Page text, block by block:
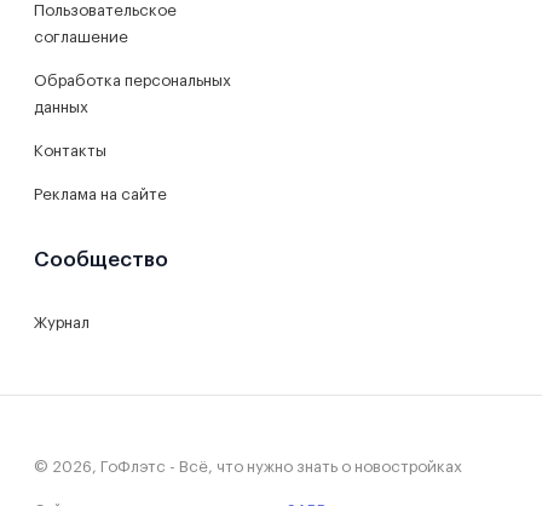
Пользовательское
соглашение
Обработка персональных
данных
Контакты
Реклама на сайте
Сообщество
Журнал
© 2026, ГоФлэтс - Всё, что нужно знать о новостройках